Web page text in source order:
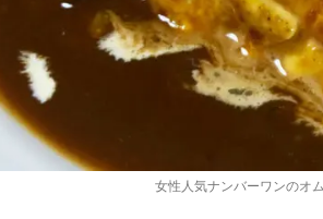
女性人気ナンバーワンのオ